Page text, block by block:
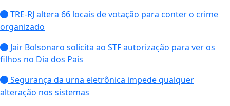
TRE-RJ altera 66 locais de votação para conter o crime
organizado
Jair Bolsonaro solicita ao STF autorização para ver os
filhos no Dia dos Pais
Segurança da urna eletrônica impede qualquer
alteração nos sistemas